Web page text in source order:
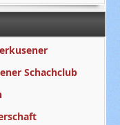
Schachclub